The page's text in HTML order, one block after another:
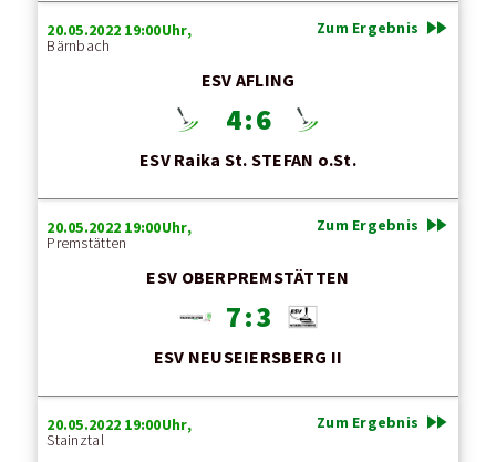
20.05.2022 19:00Uhr,
Bärnbach
ESV AFLING
4 : 6
ESV Raika St. STEFAN o.St.
Zum Ergebnis fast_forward
20.05.2022 19:00Uhr,
Premstätten
ESV OBERPREMSTÄTTEN
7 : 3
ESV NEUSEIERSBERG II
Zum Ergebnis fast_forward
20.05.2022 19:00Uhr,
Stainztal
Zum Ergebnis fast_forward